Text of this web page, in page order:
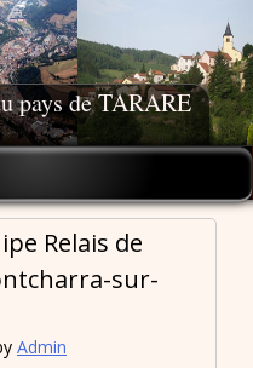
pays de TARARE
Relais de
sur-
Admin